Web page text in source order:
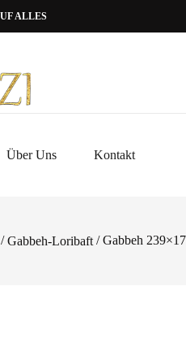
ALLES
Über Uns Kontakt
/Gabbeh-Loribaft / Gabbeh